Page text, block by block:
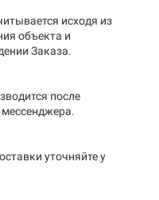
исходя из
объекта и
Заказа.
после
мессенджера.
уточняйте у